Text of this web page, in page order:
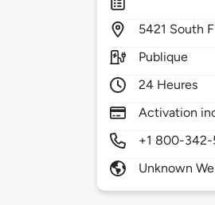
5421 South
Publique
24 Heures
Activation
+1 800-342-
Unknown